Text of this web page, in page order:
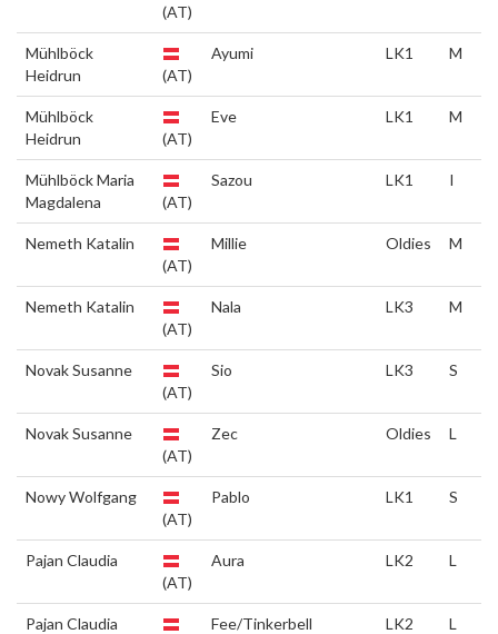
(AT)
Mühlböck
Heidrun
(AT)
Ayumi LK1 M
Mühlböck
Heidrun
(AT)
Eve LK1 M
Mühlböck Maria
Magdalena
(AT)
Sazou LK1 I
Nemeth Katalin
(AT)
Millie Oldies M
Nemeth Katalin
(AT)
Nala LK3 M
Novak Susanne
(AT)
Sio LK3 S
Novak Susanne
(AT)
Zec Oldies L
Nowy Wolfgang
(AT)
Pablo LK1 S
Pajan Claudia
(AT)
Aura LK2 L
Pajan Claudia
Fee/Tinkerbell LK2 L